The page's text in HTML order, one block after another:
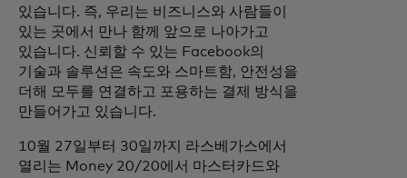
있습니다. 즉, 우리는 비즈니스와 사람들이
있는 곳에서 만나 함께 앞으로 나아가고
있습니다. 신뢰할 수 있는 Facebook의
기술과 솔루션은 속도와 스마트함, 안전성을
더해 모두를 연결하고 포용하는 결제 방식을
만들어가고 있습니다.
10월 27일부터 30일까지 라스베가스에서
열리는 Money 20/20에서 마스터카드와